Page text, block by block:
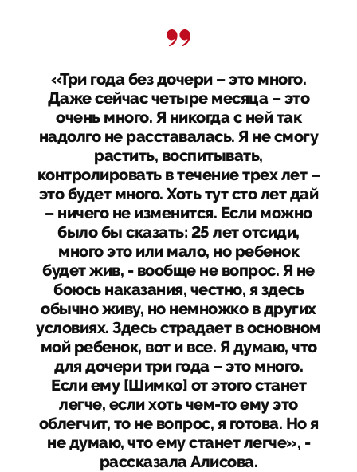
«Три года без дочери – это много.
Даже сейчас четыре месяца – это
очень много. Я никогда с ней так
надолго не расставалась. Я не смогу
растить, воспитывать,
контролировать в течение трех лет –
это будет много. Хоть тут сто лет дай
– ничего не изменится. Если можно
было бы сказать: 25 лет отсиди,
много это или мало, но ребенок
будет жив, - вообще не вопрос. Я не
боюсь наказания, честно, я здесь
обычно живу, но немножко в других
условиях. Здесь страдает в основном
мой ребенок, вот и все. Я думаю, что
для дочери три года – это много.
Если ему [Шимко] от этого станет
легче, если хоть чем-то ему это
облегчит, то не вопрос, я готова. Но я
не думаю, что ему станет легче», -
рассказала Алисова.